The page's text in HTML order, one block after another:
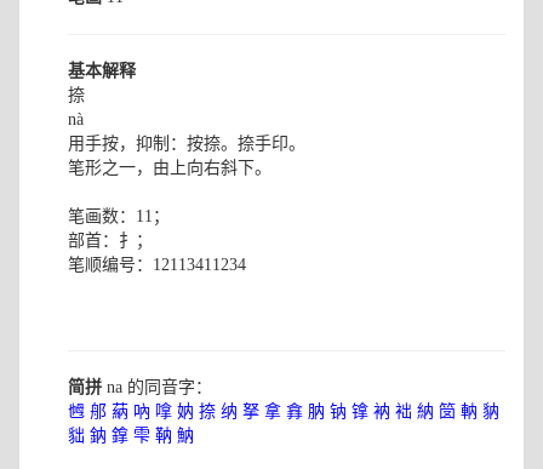
基本解释
捺
nà
用手按，抑制：按捺。捺手印。
笔形之一，由上向右斜下。
笔画数：11；
部首：扌；
笔顺编号：12113411234
简拼 na 的同音字：
乸 郍 蒳 吶 嗱 妠 捺 纳 拏 拿 搻 肭 钠 镎 衲 袦 納 笝 軜 豽
貀 鈉 鎿 雫 靹 魶